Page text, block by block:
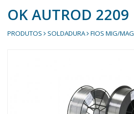
OK AUTROD 2209
PRODUTOS SOLDADURA FIOS MIG/MAG